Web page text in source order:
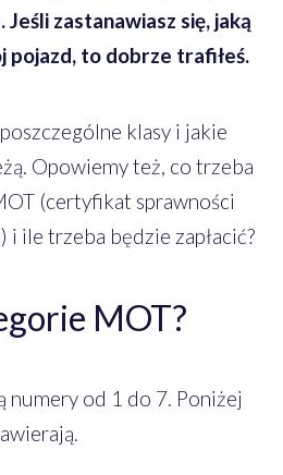
zastanawiasz się, jaką
pojazd, to dobrze trafiłeś.
klasy i jakie
Opowiemy też, co trzeba
(certyfikat sprawności
ile trzeba będzie zapłacić?
MOT?
numery od 1 do 7. Poniżej